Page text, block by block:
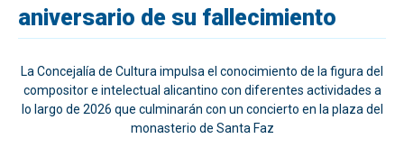
aniversario de su fallecimiento
La Concejalía de Cultura impulsa el conocimiento de la figura del
compositor e intelectual alicantino con diferentes actividades a
lo largo de 2026 que culminarán con un concierto en la plaza del
monasterio de Santa Faz